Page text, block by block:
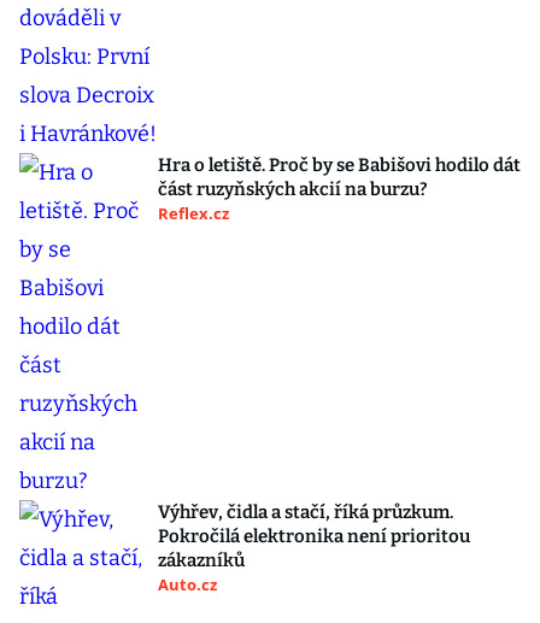
Hra o letiště. Proč by se Babišovi hodilo dát
část ruzyňských akcií na burzu?
Reflex.cz
Výhřev, čidla a stačí, říká průzkum.
Pokročilá elektronika není prioritou
zákazníků
Auto.cz